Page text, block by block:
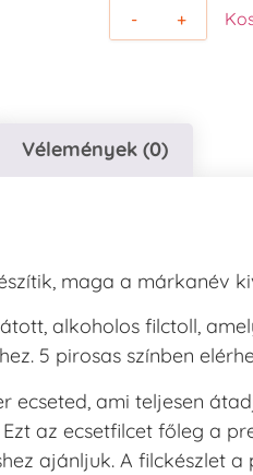
- +
Vélemények (0)
maga a márkanév
alkoholos filctoll,
5 pirosas színben
ecseted, ami teljesen
az ecsetfilcet főleg a
ajánljuk. A filckészlet